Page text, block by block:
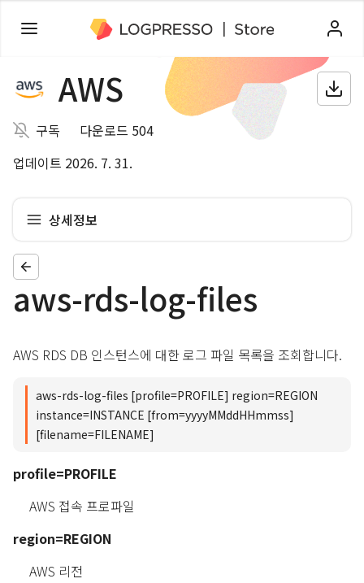
AWS
구독
다운로드 504
업데이트 2026. 7. 31.
상세정보
aws-rds-log-files
AWS RDS DB 인스턴스에 대한 로그 파일 목록을 조회합니다.
aws-rds-log-files [profile=PROFILE] region=REGION
instance=INSTANCE [from=yyyyMMddHHmmss]
[filename=FILENAME]
profile=PROFILE
AWS 접속 프로파일
region=REGION
AWS 리전